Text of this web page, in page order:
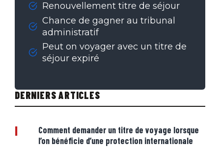
Renouvellement titre de séjour
Chance de gagner au tribunal
administratif
Peut on voyager avec un titre de
séjour expiré
DERNIERS ARTICLES
|
Comment demander un titre de voyage lorsque
l’on bénéficie d’une protection internationale